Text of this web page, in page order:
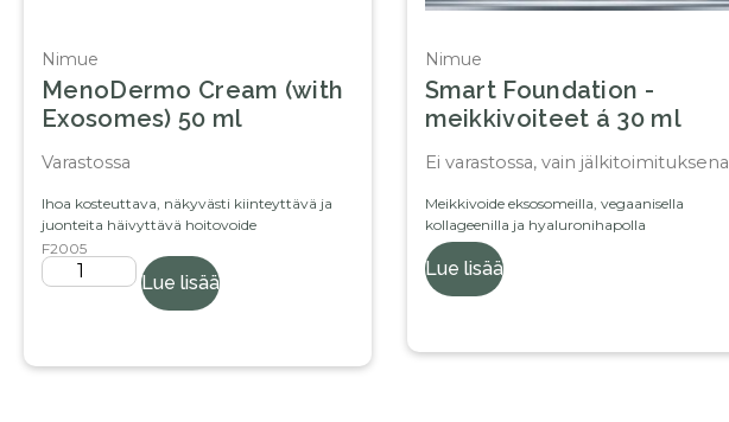
Nimue
MenoDermo Cream (with
Exosomes) 50 ml
Varastossa
Ihoa kosteuttava, näkyvästi kiinteyttävä ja
juonteita häivyttävä hoitovoide
F2005
Lue lisää
Nimue
Smart Foundation -
meikkivoiteet á 30 ml
Ei varastossa, vain jälkitoimituksena
Meikkivoide eksosomeilla, vegaanisella
kollageenilla ja hyaluronihapolla
Lue lisää